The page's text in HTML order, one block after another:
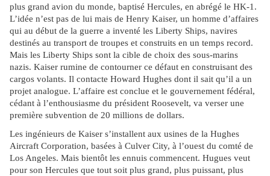
plus grand avion du monde, baptisé Hercules, en abrégé le HK-1.
L’idée n’est pas de lui mais de Henry Kaiser, un homme d’affaires
qui au début de la guerre a inventé les Liberty Ships, navires
destinés au transport de troupes et construits en un temps record.
Mais les Liberty Ships sont la cible de choix des sous-marins
nazis. Kaiser rumine de contourner ce défaut en construisant des
cargos volants. Il contacte Howard Hughes dont il sait qu’il a un
projet analogue. L’affaire est conclue et le gouvernement fédéral,
cédant à l’enthousiasme du président Roosevelt, va verser une
première subvention de 20 millions de dollars.
Les ingénieurs de Kaiser s’installent aux usines de la Hughes
Aircraft Corporation, basées à Culver City, à l’ouest du comté de
Los Angeles. Mais bientôt les ennuis commencent. Hugues veut
pour son Hercules que tout soit plus grand, plus puissant, plus